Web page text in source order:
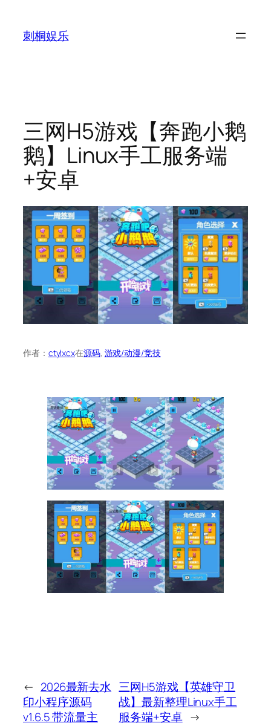
刺桐娱乐
三网H5游戏【奔跑小鹅
鹅】Linux手工服务端
+安卓
作者： ctylxcx在源码, 游戏/动漫/竞技
← 2026最新去水
印小程序源码
v1.6.5 带流量主
三网H5游戏【英雄守卫
战】最新整理Linux手工
服务端+安卓 →